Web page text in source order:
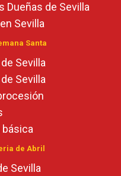
Dueñas de Sevilla
Sevilla
Santa
Sevilla
Sevilla
de Abril
Sevilla